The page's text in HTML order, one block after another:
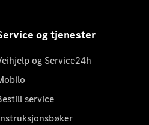
og tjenester
og Service24h
service